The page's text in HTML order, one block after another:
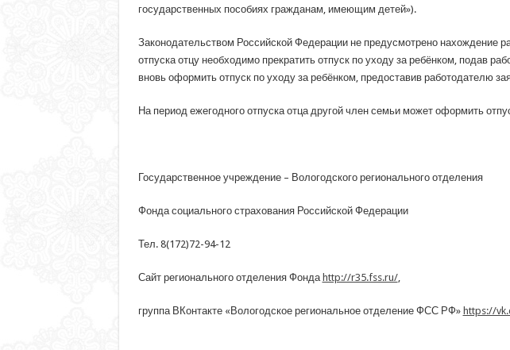
государственных пособиях гражданам, имеющим детей»).
Законодательством Российской Федерации не предусмотрено нахождение
отпуска отцу необходимо прекратить отпуск по уходу за ребёнком, подав
вновь оформить отпуск по уходу за ребёнком, предоставив работодателю
На период ежегодного отпуска отца другой член семьи может оформить
Государственное учреждение – Вологодского регионального отделения
Фонда социального страхования Российской Федерации
Тел. 8(172)72-94-12
Сайт регионального отделения Фонда http://r35.fss.ru/,
группа ВКонтакте «Вологодское региональное отделение ФСС РФ» https://